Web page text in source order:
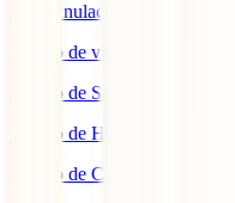
IATI Anulación Premium
Seguro de viaje COVID
Seguro de Salud
Seguro de Hogar
Seguro de Coche